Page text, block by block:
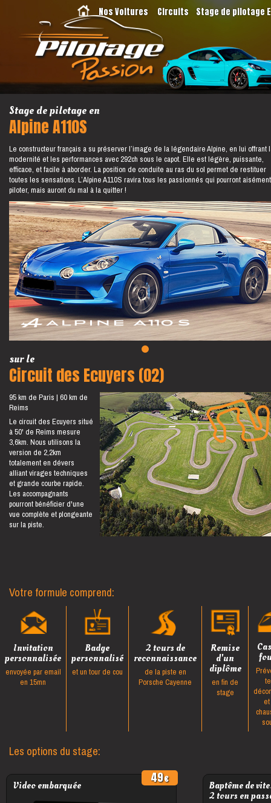
Nos Voitures Circuits Stage de pilotage
Stage de pilotage en
Alpine A110S
Le constructeur français a su préserver l’image de la légendaire Alpine, en lui offrant
modernité et les performances avec 292ch sous le capot. Elle est légère, puissante,
efficace, et facile à aborder. La position de conduite au ras du sol permet de restituer
toutes les sensations. L’Alpine A110S ravira tous les passionnés qui pourront
piloter, mais auront du mal à la quitter !
sur le
Circuit des Ecuyers (02)
95 km de Paris 60 km de
Reims
Le circuit des Ecuyers situé
à 50' de Reims mesure
3,6km. Nous utilisons la
version de 2,2km
totalement en dévers
alliant virages techniques
et grande courbe rapide.
Les accompagnants
pourront bénéficier d'une
vue complète et plongeante
sur la piste.
Votre formule comprend:
Invitation
personnalisée
envoyée par email
en 15mn
Badge
personnalisé
et un tour de cou
2 tours de
reconnaissance
de la piste en
Porsche Cayenne
Remise
d'un
diplôme
en fin de
stage
Les options du stage:
Video embarquée
49
Baptême de
2 tours en